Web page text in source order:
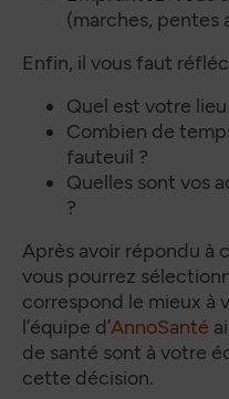
(marches, pentes
Enfin, il vous faut
Quel est votre
Combien de
fauteuil ?
Quelles sont vos
?
Après avoir répondu à
vous pourrez
correspond le mieux à
l’équipe d’AnnoSanté
de santé sont à votre
cette décision.